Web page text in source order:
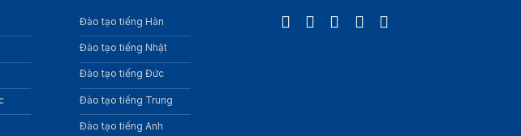
Đào tạo tiếng Hàn
Đào tạo tiếng Nhật
Đào tạo tiếng Đức
Đào tạo tiếng Trung
Đào tạo tiếng Anh